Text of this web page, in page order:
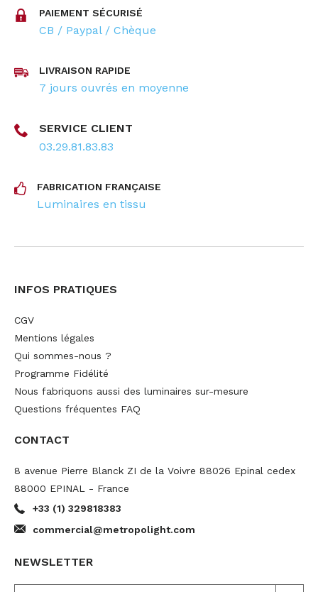
PAIEMENT SÉCURISÉ
CB / Paypal / Chèque
LIVRAISON RAPIDE
7 jours ouvrés en moyenne
SERVICE CLIENT
03.29.81.83.83
FABRICATION FRANÇAISE
Luminaires en tissu
INFOS PRATIQUES
CGV
Mentions légales
Qui sommes-nous ?
Programme Fidélité
Nous fabriquons aussi des luminaires sur-mesure
Questions fréquentes FAQ
CONTACT
8 avenue Pierre Blanck ZI de la Voivre 88026 Epinal cedex
88000 EPINAL - France
+33 (1) 329818383
commercial@metropolight.com
NEWSLETTER